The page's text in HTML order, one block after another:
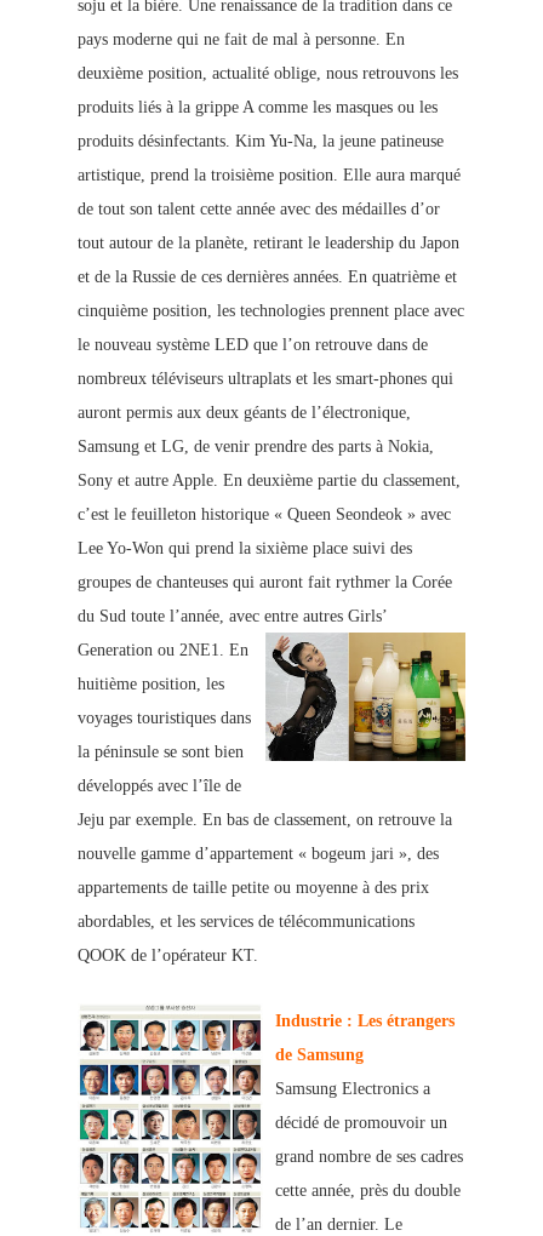
soju et la bière. Une renaissance de la tradition dans ce
pays moderne qui ne fait de mal à personne. En
deuxième position, actualité oblige, nous retrouvons les
produits liés à la grippe A comme les masques ou les
produits désinfectants. Kim Yu-Na, la jeune patineuse
artistique, prend la troisième position. Elle aura marqué
de tout son talent cette année avec des médailles d’or
tout autour de la planète, retirant le leadership du Japon
et de la Russie de ces dernières années. En quatrième et
cinquième position, les technologies prennent place avec
le nouveau système LED que l’on retrouve dans de
nombreux téléviseurs ultraplats et les smart-phones qui
auront permis aux deux géants de l’électronique,
Samsung et LG, de venir prendre des parts à Nokia,
Sony et autre Apple. En deuxième partie du classement,
c’est le feuilleton historique « Queen Seondeok » avec
Lee Yo-Won qui prend la sixième place suivi des
groupes de chanteuses qui auront fait rythmer la Corée
du Sud toute l’année, avec entre autres Girls’
Generation ou 2NE1. En
huitième position, les
voyages touristiques dans
la péninsule se sont bien
développés avec l’île de
Jeju par exemple. En bas de classement, on retrouve la
nouvelle gamme d’appartement « bogeum jari », des
appartements de taille petite ou moyenne à des prix
abordables, et les services de télécommunications
QOOK de l’opérateur KT.
Industrie : Les étrangers
de Samsung
Samsung Electronics a
décidé de promouvoir un
grand nombre de ses cadres
cette année, près du double
de l’an dernier. Le